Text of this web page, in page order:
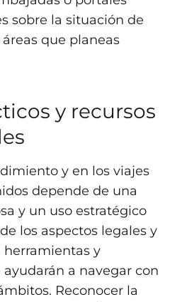
sobre la situación de
que planeas
y recursos
y en los viajes
depende de una
y un uso estratégico
los aspectos legales y
herramientas y
a navegar con
Reconocer la